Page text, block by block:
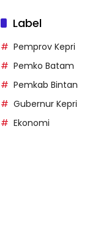
Label
Pemprov Kepri
Pemko Batam
Pemkab Bintan
Gubernur Kepri
Ekonomi